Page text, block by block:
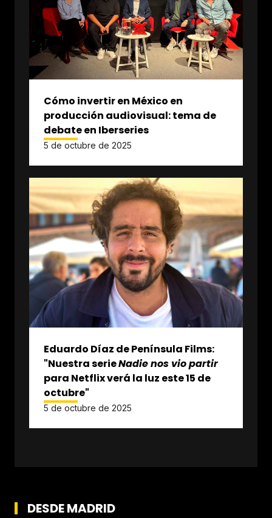
Cómo invertir en México en
producción audiovisual: tema de
debate en Iberseries
5 de octubre de 2025
Eduardo Díaz de Península Films:
"Nuestra serieNadie nos vio partir
para Netflix verá la luz este 15 de
octubre"
5 de octubre de 2025
DESDE MADRID